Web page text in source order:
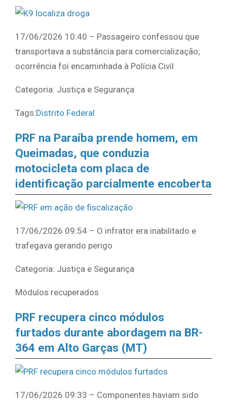
17/06/2026 10:40 – Passageiro confessou que
transportava a substância para comercialização;
ocorrência foi encaminhada à Polícia Civil
Categoria: Justiça e Segurança
Tags:Distrito Federal
PRF na Paraíba prende homem, em
Queimadas, que conduzia
motocicleta com placa de
identificação parcialmente encoberta
17/06/2026 09:54 – O infrator era inabilitado e
trafegava gerando perigo
Categoria: Justiça e Segurança
Módulos recuperados
PRF recupera cinco módulos
furtados durante abordagem na BR-
364 em Alto Garças (MT)
17/06/2026 09:33 – Componentes haviam sido